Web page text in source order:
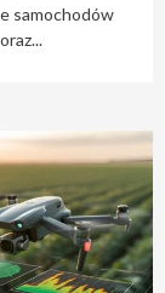
–
pracę
samochodów